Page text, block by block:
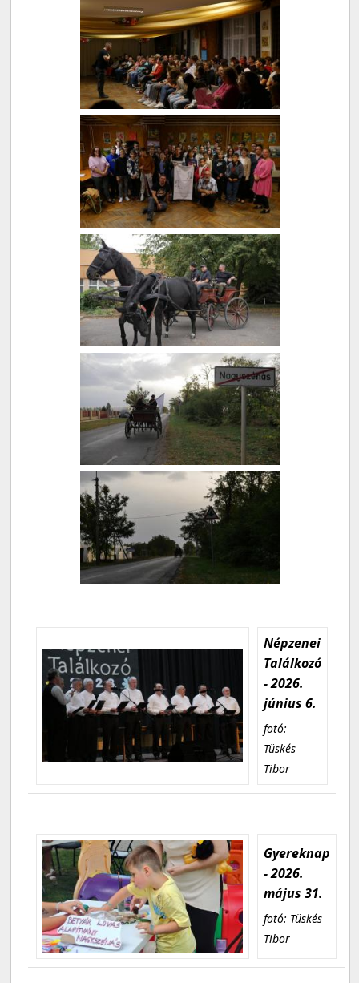
Népzenei
Találkozó
- 2026.
június 6.
fotó:
Tüskés
Tibor
Gyereknap
- 2026.
május 31.
fotó: Tüskés
Tibor